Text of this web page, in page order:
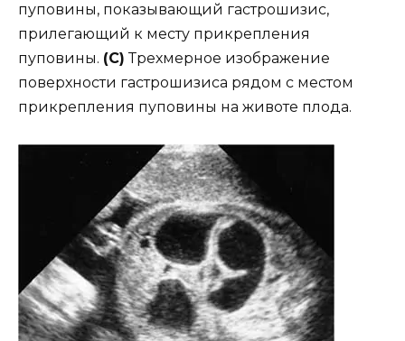
пуповины, показывающий гастрошизис,
прилегающий к месту прикрепления
пуповины. (C) Трехмерное изображение
поверхности гастрошизиса рядом с местом
прикрепления пуповины на животе плода.